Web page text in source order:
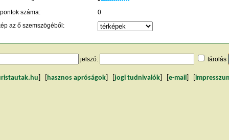
pontok száma:
0
az ő szemszögéből:
jelszó: tárolás
hasznos apróságok jogi tudnivalók e-mail